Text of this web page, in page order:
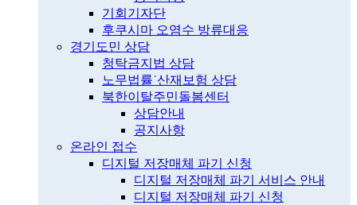
기회기자단
후쿠시마 오염수 방류대응
경기도민 상담
청탁금지법 상담
노무법률˙산재보험 상담
북한이탈주민돌봄센터
상담안내
공지사항
온라인 접수
디지털 저장매체 파기 신청
디지털 저장매체 파기 서비스 안내
디지털 저장매체 파기 신청